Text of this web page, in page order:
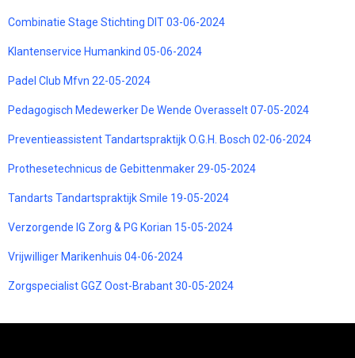
Combinatie Stage Stichting DIT 03-06-2024
Klantenservice Humankind 05-06-2024
Padel Club Mfvn 22-05-2024
Pedagogisch Medewerker De Wende Overasselt 07-05-2024
Preventieassistent Tandartspraktijk O.G.H. Bosch 02-06-2024
Prothesetechnicus de Gebittenmaker 29-05-2024
Tandarts Tandartspraktijk Smile 19-05-2024
Verzorgende IG Zorg & PG Korian 15-05-2024
Vrijwilliger Marikenhuis 04-06-2024
Zorgspecialist GGZ Oost-Brabant 30-05-2024